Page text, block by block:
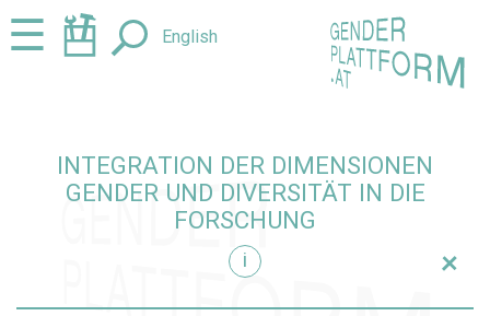
Zum
Seiteninhalt
Zur
Navigation
☰ English
INTEGRATION DER DIMENSIONEN
GENDER UND DIVERSITÄT IN DIE
FORSCHUNG
i
+